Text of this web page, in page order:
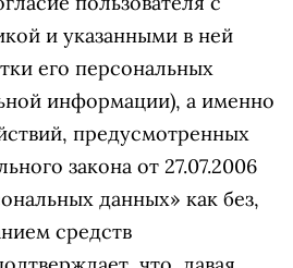
и указанными в ней
его персональных
информации), а именно
предусмотренных
закона от 27.07.2006
данных» как без,
средств